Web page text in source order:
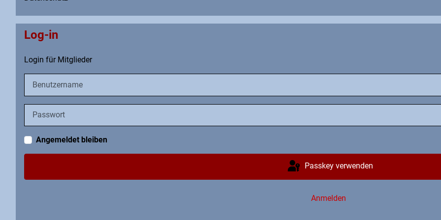
Log-in
Login für Mitglieder
Angemeldet bleiben
Passkey verwenden
Anmelden